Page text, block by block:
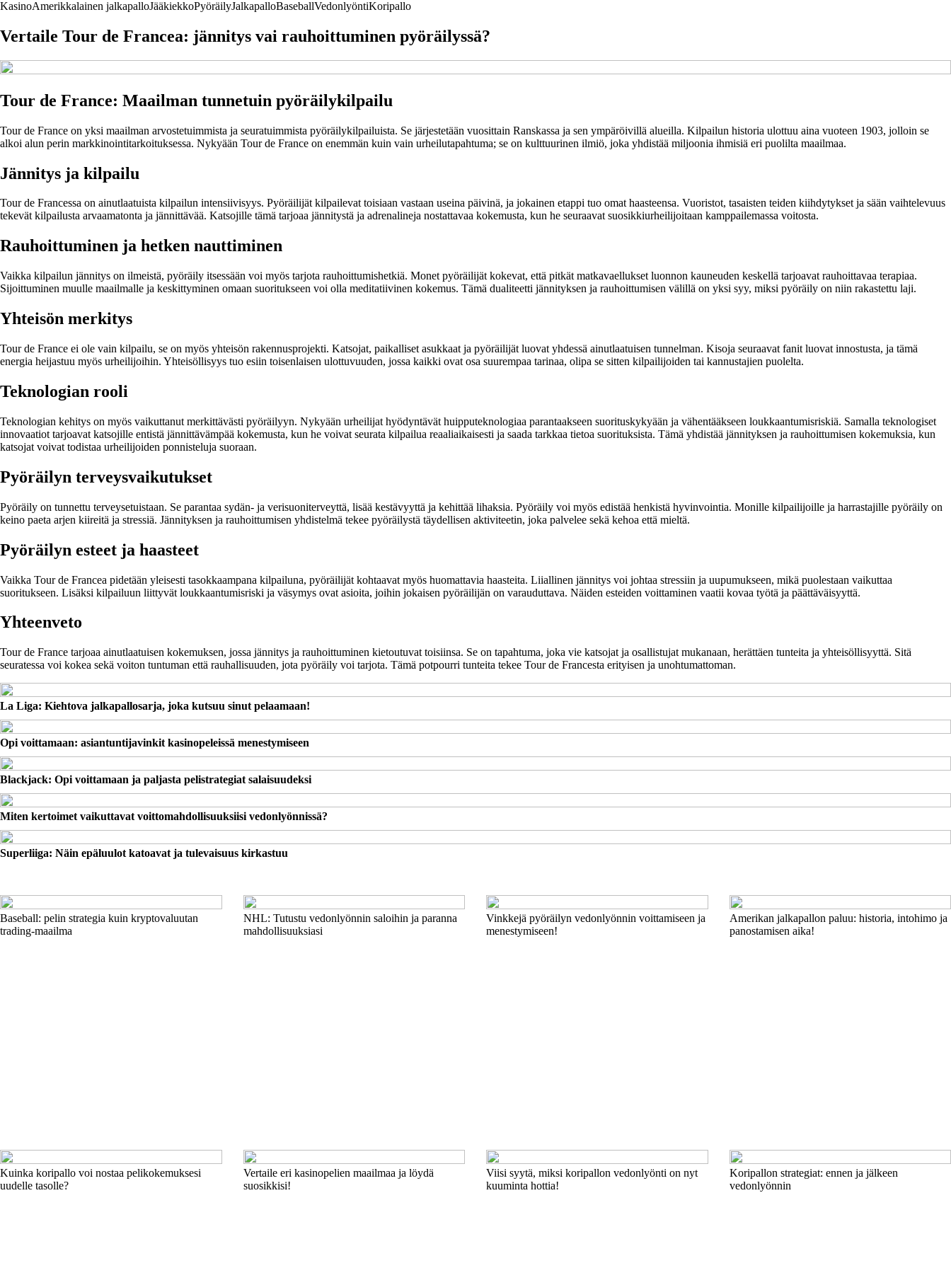
KasinoAmerikkalainen jalkapalloJääkiekkoPyöräilyJalkapalloBaseballVedonlyöntiKoripallo
Vertaile Tour de Francea: jännitys vai rauhoittuminen pyöräilyssä?
Tour de France: Maailman tunnetuin pyöräilykilpailu
Tour de France on yksi maailman arvostetuimmista ja seuratuimmista pyöräilykilpailuista. Se järjestetään vuosittain Ranskassa ja sen ympäröivillä alueilla. Kilpailun historia ulottuu aina vuoteen 1903, jolloin se
alkoi alun perin markkinointitarkoituksessa. Nykyään Tour de France on enemmän kuin vain urheilutapahtuma; se on kulttuurinen ilmiö, joka yhdistää miljoonia ihmisiä eri puolilta maailmaa.
Jännitys ja kilpailu
Tour de Francessa on ainutlaatuista kilpailun intensiivisyys. Pyöräilijät kilpailevat toisiaan vastaan useina päivinä, ja jokainen etappi tuo omat haasteensa. Vuoristot, tasaisten teiden kiihdytykset ja sään vaihtelevuus
tekevät kilpailusta arvaamatonta ja jännittävää. Katsojille tämä tarjoaa jännitystä ja adrenalineja nostattavaa kokemusta, kun he seuraavat suosikkiurheilijoitaan kamppailemassa voitosta.
Rauhoittuminen ja hetken nauttiminen
Vaikka kilpailun jännitys on ilmeistä, pyöräily itsessään voi myös tarjota rauhoittumishetkiä. Monet pyöräilijät kokevat, että pitkät matkavaellukset luonnon kauneuden keskellä tarjoavat rauhoittavaa terapiaa.
Sijoittuminen muulle maailmalle ja keskittyminen omaan suoritukseen voi olla meditatiivinen kokemus. Tämä dualiteetti jännityksen ja rauhoittumisen välillä on yksi syy, miksi pyöräily on niin rakastettu laji.
Yhteisön merkitys
Tour de France ei ole vain kilpailu, se on myös yhteisön rakennusprojekti. Katsojat, paikalliset asukkaat ja pyöräilijät luovat yhdessä ainutlaatuisen tunnelman. Kisoja seuraavat fanit luovat innostusta, ja tämä
energia heijastuu myös urheilijoihin. Yhteisöllisyys tuo esiin toisenlaisen ulottuvuuden, jossa kaikki ovat osa suurempaa tarinaa, olipa se sitten kilpailijoiden tai kannustajien puolelta.
Teknologian rooli
Teknologian kehitys on myös vaikuttanut merkittävästi pyöräilyyn. Nykyään urheilijat hyödyntävät huipputeknologiaa parantaakseen suorituskykyään ja vähentääkseen loukkaantumisriskiä. Samalla teknologiset
innovaatiot tarjoavat katsojille entistä jännittävämpää kokemusta, kun he voivat seurata kilpailua reaaliaikaisesti ja saada tarkkaa tietoa suorituksista. Tämä yhdistää jännityksen ja rauhoittumisen kokemuksia, kun
katsojat voivat todistaa urheilijoiden ponnisteluja suoraan.
Pyöräilyn terveysvaikutukset
Pyöräily on tunnettu terveysetuistaan. Se parantaa sydän- ja verisuoniterveyttä, lisää kestävyyttä ja kehittää lihaksia. Pyöräily voi myös edistää henkistä hyvinvointia. Monille kilpailijoille ja harrastajille pyöräily on
keino paeta arjen kiireitä ja stressiä. Jännityksen ja rauhoittumisen yhdistelmä tekee pyöräilystä täydellisen aktiviteetin, joka palvelee sekä kehoa että mieltä.
Pyöräilyn esteet ja haasteet
Vaikka Tour de Francea pidetään yleisesti tasokkaampana kilpailuna, pyöräilijät kohtaavat myös huomattavia haasteita. Liiallinen jännitys voi johtaa stressiin ja uupumukseen, mikä puolestaan vaikuttaa
suoritukseen. Lisäksi kilpailuun liittyvät loukkaantumisriski ja väsymys ovat asioita, joihin jokaisen pyöräilijän on varauduttava. Näiden esteiden voittaminen vaatii kovaa työtä ja päättäväisyyttä.
Yhteenveto
Tour de France tarjoaa ainutlaatuisen kokemuksen, jossa jännitys ja rauhoittuminen kietoutuvat toisiinsa. Se on tapahtuma, joka vie katsojat ja osallistujat mukanaan, herättäen tunteita ja yhteisöllisyyttä. Sitä
seuratessa voi kokea sekä voiton tuntuman että rauhallisuuden, jota pyöräily voi tarjota. Tämä potpourri tunteita tekee Tour de Francesta erityisen ja unohtumattoman.
La Liga: Kiehtova jalkapallosarja, joka kutsuu sinut pelaamaan!
Opi voittamaan: asiantuntijavinkit kasinopeleissä menestymiseen
Blackjack: Opi voittamaan ja paljasta peli­strategiat salaisuudeksi
Miten kertoimet vaikuttavat voittomahdollisuuksiisi vedonlyönnissä?
Superliiga: Näin epäluulot katoavat ja tulevaisuus kirkastuu
Baseball: pelin strategia kuin kryptovaluutan
trading-maailma
NHL: Tutustu vedonlyönnin saloihin ja paranna
mahdollisuuksiasi
Vinkkejä pyöräilyn vedonlyönnin voittamiseen ja
menestymiseen!
Amerikan jalkapallon paluu: historia, intohimo ja
panostamisen aika!
Kuinka koripallo voi nostaa pelikokemuksesi
uudelle tasolle?
Vertaile eri kasinopelien maailmaa ja löydä
suosikkisi!
Viisi syytä, miksi koripallon vedonlyönti on nyt
kuuminta hottia!
Koripallon strategiat: ennen ja jälkeen
vedonlyönnin